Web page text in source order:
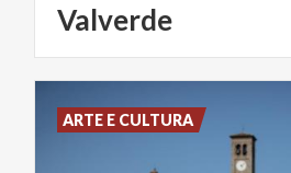
Valverde
ARTE E CULTURA